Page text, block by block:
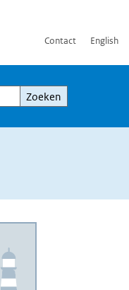
Contact English
Zoeken